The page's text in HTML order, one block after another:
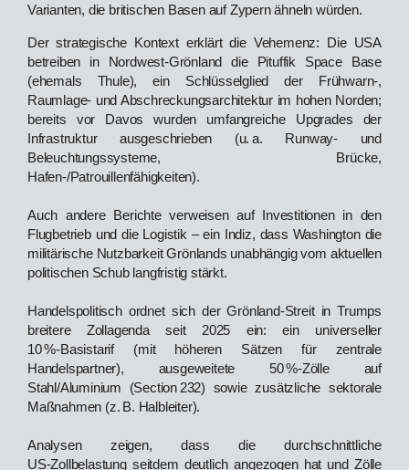
Varianten, die britischen Basen auf Zypern ähneln würden.
Der strategische Kontext erklärt die Vehemenz: Die USA
betreiben in Nordwest‑Grönland die Pituffik Space Base
(ehemals Thule), ein Schlüsselglied der Frühwarn‑,
Raumlage‑ und Abschreckungsarchitektur im hohen Norden;
bereits vor Davos wurden umfangreiche Upgrades der
Infrastruktur ausgeschrieben (u. a. Runway‑ und
Beleuchtungssysteme, Brücke,
Hafen‑/Patrouillenfähigkeiten).
Auch andere Berichte verweisen auf Investitionen in den
Flugbetrieb und die Logistik – ein Indiz, dass Washington die
militärische Nutzbarkeit Grönlands unabhängig vom aktuellen
politischen Schub langfristig stärkt.
Handelspolitisch ordnet sich der Grönland‑Streit in Trumps
breitere Zollagenda seit 2025 ein: ein universeller
10 %‑Basistarif (mit höheren Sätzen für zentrale
Handelspartner), ausgeweitete 50 %‑Zölle auf
Stahl/Aluminium (Section 232) sowie zusätzliche sektorale
Maßnahmen (z. B. Halbleiter).
Analysen zeigen, dass die durchschnittliche
US‑Zollbelastung seitdem deutlich angezogen hat und Zölle